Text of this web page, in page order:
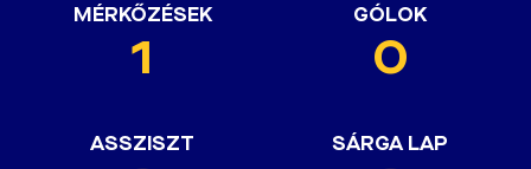
MÉRKŐZÉSEK
1
GÓLOK
0
ASSZISZT SÁRGA LAP